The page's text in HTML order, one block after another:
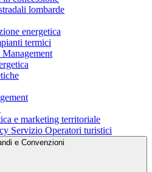
lombarde
energetica
termici
e marketing territoriale
Servizio Operatori turistici
e Convenzioni